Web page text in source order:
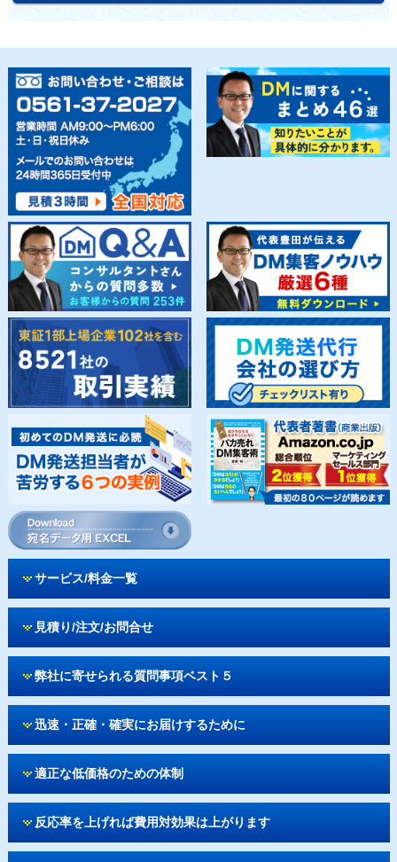
サービス/料金一覧
見積り/注文/お問合せ
弊社に寄せられる質問事項ベスト５
迅速・正確・確実にお届けするために
適正な低価格のための体制
反応率を上げれば費用対効果は上がります